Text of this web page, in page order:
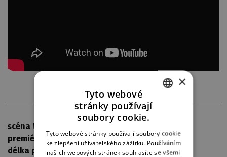
scéna Malá scéna
premiéra
25. 10. 2025
délka představení95 min
GERMAN
×
Tyto webové
stránky používají
soubory cookie.
Tyto webové stránky používají soubory cookie
ke zlepšení uživatelského zážitku. Používáním
našich webových stránek souhlasíte se všemi